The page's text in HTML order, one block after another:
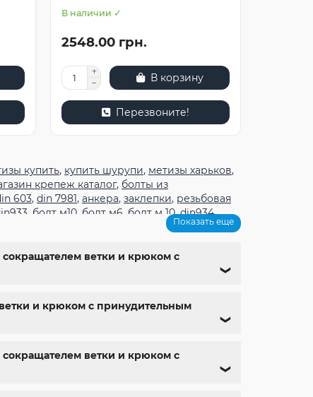
В наличии ✓
2548.00 грн.
В корзину
Перезвоните!
купить, купить шурупи, метизы харьков,
крепеж каталог, болты из
603, din 7981, анкера, заклепки, резьбовая
болт м10 болт м6 болт м 10,din934,
din 11024,din
с гайкой,болт нержавійка,купить болт
Показать еще
сокращателем ветки и крюком с
❯
ветки и крюком с принудительным
❯
сокращателем ветки и крюком с
❯